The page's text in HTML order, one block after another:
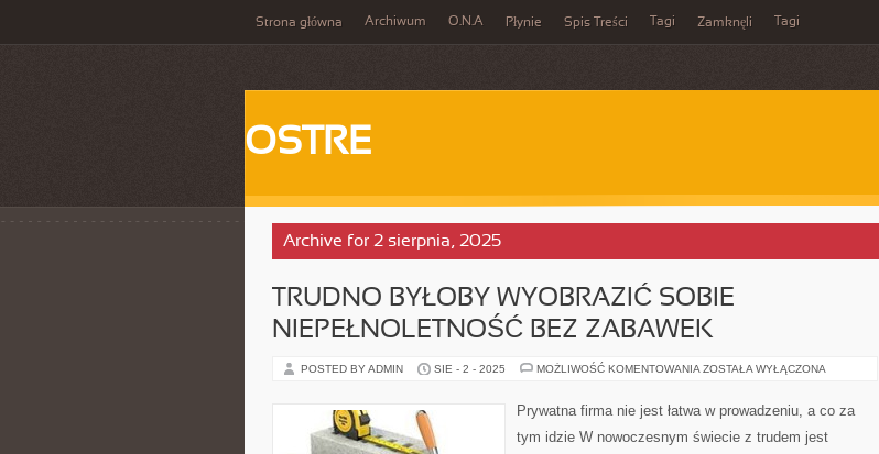
Strona główna Archiwum O.N.A Płynie Spis Treści Tagi Zamknęli Tagi
OSTRE
Archive for 2 sierpnia, 2025
TRUDNO BYŁOBY WYOBRAZIĆ SOBIE
NIEPEŁNOLETNOŚĆ BEZ ZABAWEK
POSTED BY ADMIN SIE - 2 - 2025 MOŻLIWOŚĆ KOMENTOWANIA TRUDNO
NIEPEŁNOLETNOŚĆ
ZABAWEK
ZOSTAŁA WYŁĄCZONA
Prywatna firma nie jest łatwa w prowadzeniu, a co za
tym idzie W nowoczesnym świecie z trudem jest